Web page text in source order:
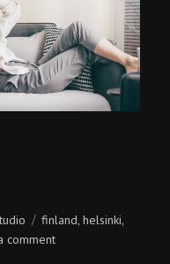
Tags
finland,helsinki,
commenton